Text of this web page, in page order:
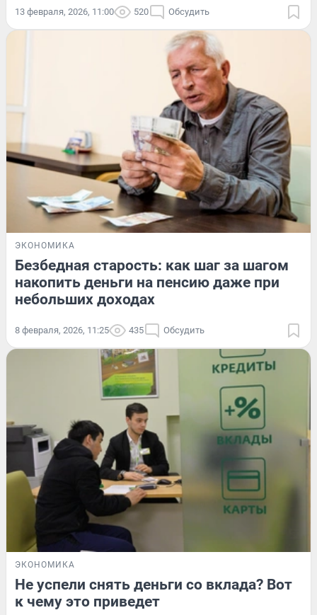
13 февраля, 2026, 11:00 520 Обсудить
ЭКОНОМИКА
Безбедная старость: как шаг за шагом
накопить деньги на пенсию даже при
небольших доходах
8 февраля, 2026, 11:25 435 Обсудить
ЭКОНОМИКА
Не успели снять деньги со вклада? Вот
к чему это приведет